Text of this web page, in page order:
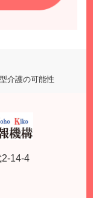
介護の可能性
14-4